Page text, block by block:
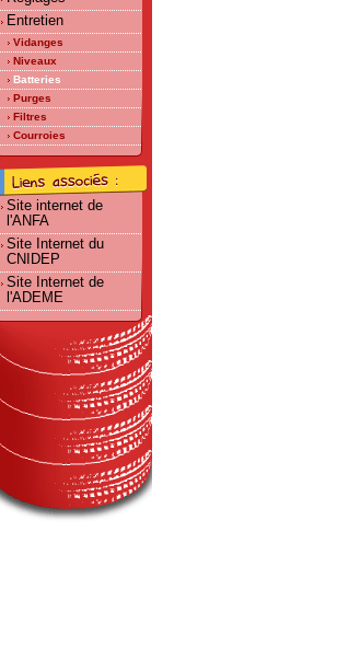
Entretien
Vidanges
Niveaux
Batteries
Purges
Filtres
Courroies
Site internet de
l'ANFA
Site Internet du
CNIDEP
Site Internet de
l'ADEME